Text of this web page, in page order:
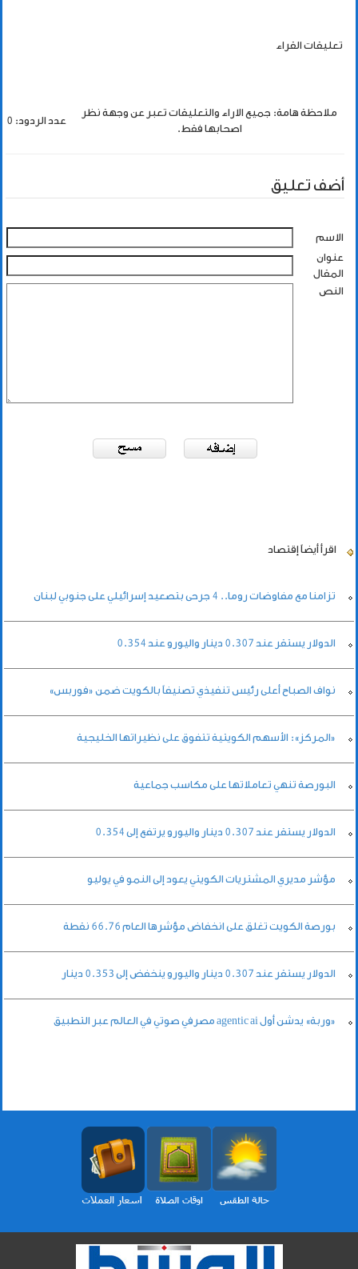
تعليقات القراء
ملاحظة هامة: جميع الاراء والتعليقات تعبر عن وجهة نظر
اصحابها فقط.
عدد الردود: 0
أضف تعليق
الاسم
عنوان
المقال
النص
اقرأ أيضاً إقتصاد
تزامنا مع مفاوضات روما.. 4 جرحى بتصعيد إسرائيلي على جنوبي لبنان
الدولار يستقر عند 0.307 دينار واليورو عند 0.354
نواف الصباح أعلى رئيس تنفيذي تصنيفاً بالكويت ضمن «فوربس»
«المركز»: الأسهم الكويتية تتفوق على نظيراتها الخليجية
البورصة تنهي تعاملاتها على مكاسب جماعية
الدولار يستقر عند 0.307 دينار واليورو يرتفع إلى 0.354
مؤشر مديري المشتريات الكويتي يعود إلى النمو في يوليو
بورصة الكويت تغلق على انخفاض مؤشرها العام 66.76 نقطة
الدولار يستقر عند 0.307 دينار واليورو ينخفض إلى 0.353 دينار
«وربة» يدشن أول agentic ai مصرفي صوتي في العالم عبر التطبيق